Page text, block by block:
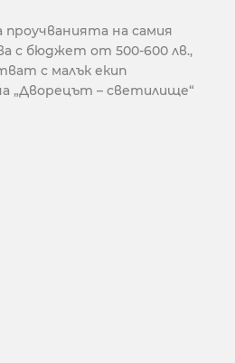
на самия
с бюджет от 500-600 лв.,
с малък екип
„Дворецът – светилище“